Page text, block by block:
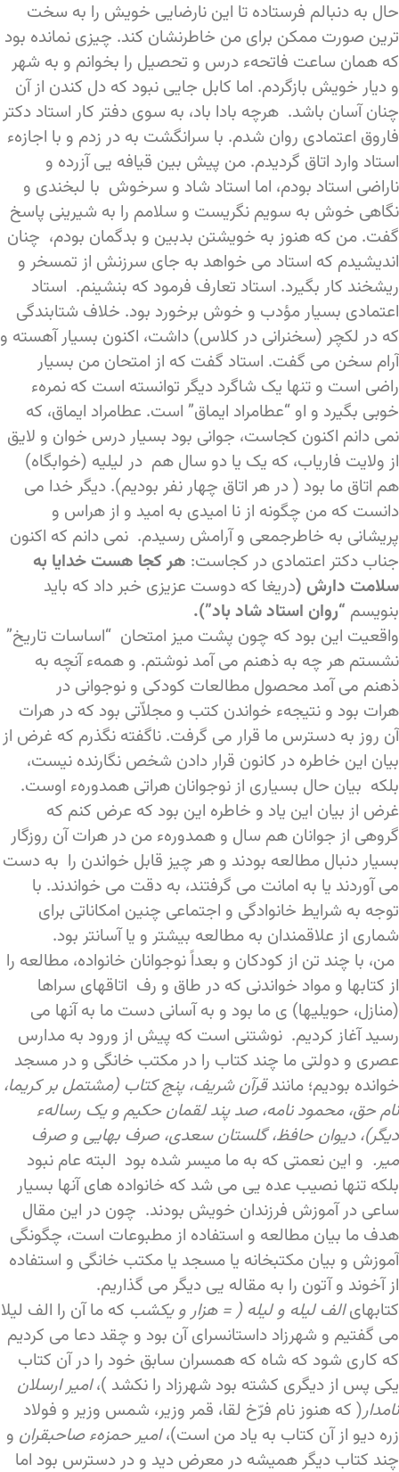
حال به دنبالم فرستاده تا این نارضایی خویش را به سخت
ترین صورت ممکن برای من خاطرنشان کند. چیزی نمانده بود
که همان ساعت فاتحهء درس و تحصیل را بخوانم و به شهر
و دیار خویش بازگردم. اما کابل جایی نبود که دل کندن از آن
چنان آسان باشد. هرچه بادا باد، به سوی دفتر کار استاد دکتر
فاروق اعتمادی روان شدم. با سرانگشت به در زدم و با اجازهء
استاد وارد اتاق گردیدم. من پیش بین قیافه یی آزرده و
ناراضی استاد بودم، اما استاد شاد و سرخوش با لبخندی و
نگاهی خوش به سویم نگریست و سلامم را به شیرینی پاسخ
گفت. من که هنوز به خویشتن بدبین و بدگمان بودم، چنان
اندیشیدم که استاد می خواهد به جای سرزنش از تمسخر و
ریشخند کار بگیرد. استاد تعارف فرمود که بنشینم. استاد
اعتمادی بسیار مؤدب و خوش برخورد بود. خلاف شتابندگی
که در لکچر (سخنرانی در کلاس) داشت، اکنون بسیار آهسته و
آرام سخن می گفت. استاد گفت که از امتحان من بسیار
راضی است و تنها یک شاگرد دیگر توانسته است که نمرهء
خوبی بگیرد و او “عطامراد ایماق” است. عطامراد ایماق، که
نمی دانم اکنون کجاست، جوانی بود بسیار درس خوان و لایق
از ولایت فاریاب، که یک یا دو سال هم در لیلیه (خوابگاه)
هم اتاق ما بود ( در هر اتاق چهار نفر بودیم). دیگر خدا می
دانست که من چگونه از نا امیدی به امید و از هراس و
پریشانی به خاطرجمعی و آرامش رسیدم. نمی دانم که اکنون
جناب دکتر اعتمادی در کجاست: هر کجا هست خدایا به
سلامت دارش (دریغا که دوست عزیزی خبر داد که باید
بنویسم “روان استاد شاد باد”).
واقعیت این بود که چون پشت میز امتحان “اساسات تاریخ”
نشستم هر چه به ذهنم می آمد نوشتم. و همهء آنچه به
ذهنم می آمد محصول مطالعات کودکی و نوجوانی در
هرات بود و نتیجهء خواندن کتب و مجلاّتی بود که در هرات
آن روز به دسترس ما قرار می گرفت. ناگفته نگذرم که غرض از
بیان این خاطره در کانون قرار دادن شخص نگارنده نیست،
بلکه بیان حال بسیاری از نوجوانان هراتی همدورهء اوست.
غرض از بیان این یاد و خاطره این بود که عرض کنم که
گروهی از جوانان هم سال و همدورهء من در هرات آن روزگار
بسیار دنبال مطالعه بودند و هر چیز قابل خواندن را به دست
می آوردند یا به امانت می گرفتند، به دقت می خواندند. با
توجه به شرایط خانوادگی و اجتماعی چنین امکاناتی برای
شماری از علاقمندان به مطالعه بیشتر و یا آسانتر بود.
من، با چند تن از کودکان و بعداً نوجوانان خانواده، مطالعه را
از کتابها و مواد خواندنی که در طاق و رف اتاقهای سراها
(منازل، حویلیها) ی ما بود و به آسانی دست ما به آنها می
رسید آغاز کردیم. نوشتنی است که پیش از ورود به مدارس
عصری و دولتی ما چند کتاب را در مکتب خانگی و در مسجد
خوانده بودیم؛ مانندقرآن شریف، پنج کتاب (مشتمل بر کریما،
نام حق، محمود نامه، صد پند لقمان حکیم و یک رسالهء
دیگر)، دیوان حافظ، گلستان سعدی، صرف بهایی و صرف
میر. و این نعمتی که به ما میسر شده بود البته عام نبود
بلکه تنها نصیب عده یی می شد که خانواده های آنها بسیار
ساعی در آموزش فرزندان خویش بودند. چون در این مقال
هدف ما بیان مطالعه و استفاده از مطبوعات است، چگونگی
آموزش و بیان مکتبخانه یا مسجد یا مکتب خانگی و استفاده
از آخوند و آتون را به مقاله یی دیگر می گذاریم.
کتابهایالفلیله و لیله ( = هزار و یکشب که ما آن را الف لیلا
می گفتیم و شهرزاد داستانسرای آن بود و چقد دعا می کردیم
که کاری شود که شاه که همسران سابق خود را در آن کتاب
یکی پس از دیگری کشته بود شهرزاد را نکشد )،امیر ارسلان
نامدار( که هنوز نام فرّخ لقا، قمر وزیر، شمس وزیر و فولاد
زره دیو از آن کتاب به یاد من است)،امیر حمزهء صاحبقران و
چند کتاب دیگر همیشه در معرض دید و در دسترس بود اما